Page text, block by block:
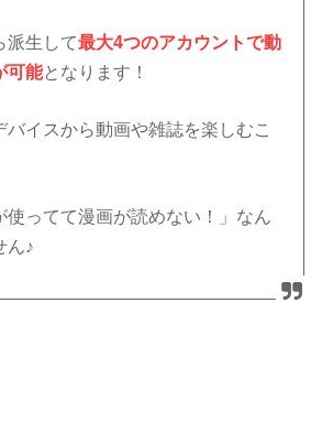
派生して最大4つのアカウントで動
可能となります！
バイスから動画や雑誌を楽しむこ
使ってて漫画が読めない！」なん
ん♪